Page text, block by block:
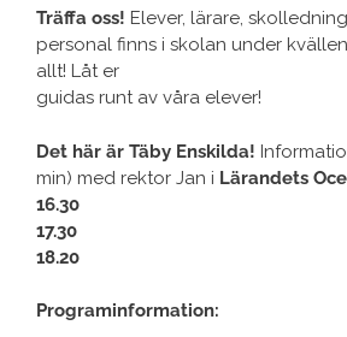
Träffa oss! Elever, lärare,
personal finns i skolan under
allt! Låt er
guidas runt av våra elever!
Det här är Täby Enskilda!
min) med rektor Jan i Lärandets
16.30
17.30
18.20
Programinformation: